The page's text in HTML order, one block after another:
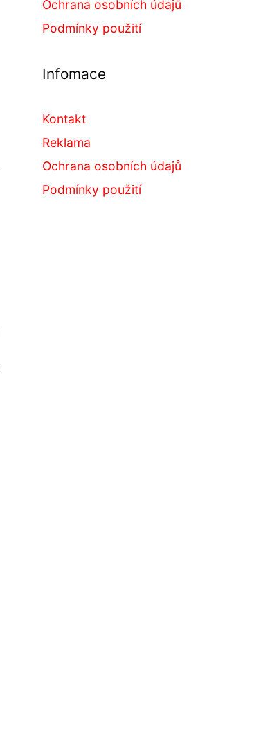
Ochrana osobních údajů
Podmínky použití
Infomace
Kontakt
Reklama
Ochrana osobních údajů
Podmínky použití